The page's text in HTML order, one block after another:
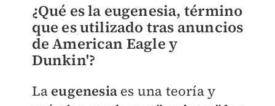
¿Qué es la eugenesia, término
que es utilizado tras anuncios
de American Eagle y
Dunkin'?
La eugenesia es una teoría y